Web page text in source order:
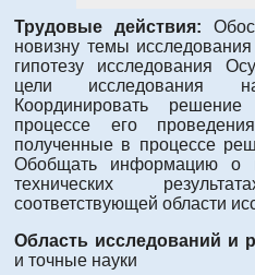
Трудовые действия:
новизну темы
гипотезу исследования
цели исследования
Координировать
процессе его
полученные в процессе
Обобщать информацию о
технических
соответствующей области
Область исследований и
и точные науки